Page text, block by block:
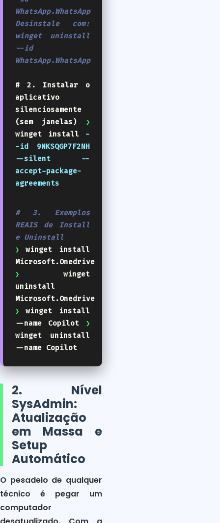
WhatsApp.WhatsApp
Desinstale com:
winget uninstall
--id
WhatsApp.WhatsApp
# 2. Instalar o
aplicativo
silenciosamente
(sem janelas) ❯
winget install
-
-id 9NKSQGP7F2NH
--silent --
accept-package-
agreements
# 3. Exemplos
REAIS de Install
e Uninstall
❯
winget install
Microsoft.Onedrive
❯
winget
uninstall
Microsoft.Onedrive
❯
winget install
--name Copilot
❯
winget uninstall
--name Copilot
2. Nível
SysAdmin:
Atualização
em Massa e
Setup
Automático
O pesadelo de qualquer
técnico é pegar um
computador